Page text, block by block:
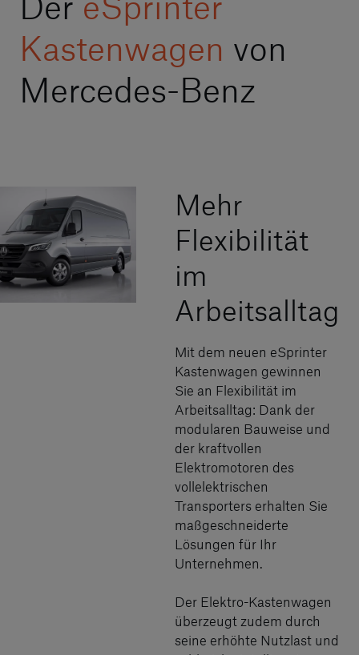
Kastenwagen von
Mercedes-Benz
Mehr
Flexibilität
im
Arbeitsalltag
Mit dem neuen eSprinter
Kastenwagen gewinnen
Sie an Flexibilität im
Arbeitsalltag: Dank der
modularen Bauweise und
der kraftvollen
Elektromotoren des
vollelektrischen
Transporters erhalten Sie
maßgeschneiderte
Lösungen für Ihr
Unternehmen.
Der Elektro-Kastenwagen
überzeugt zudem durch
seine erhöhte Nutzlast und